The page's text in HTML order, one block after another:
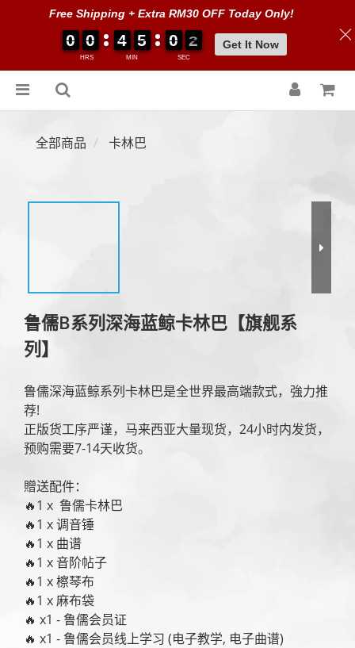
全部商品 卡林巴
鲁儒B系列深海蓝鲸卡林巴【旗舰系
列】
鲁儒深海蓝鲸系列卡林巴是全世界最高端款式，強力推
荐!
正版货工序严谨，马来西亚大量现货，24小时内发货，
预购需要7-14天收货。
贈送配件：
🔥1 x  鲁儒卡林巴
🔥1 x 调音锤
🔥1 x 曲谱
🔥1 x 音阶帖子
🔥1 x 檫琴布
🔥1 x 麻布袋
🔥 x1 - 鲁儒会员证
🔥 x1 - 鲁儒会员线上学习 (电子教学, 电子曲谱)
Free Shipping + Extra RM30 OFF Today Only!
HRS
0
0
0
0 0
0
0
0
MIN
4
4
4
4 5
5
5
5
SEC
0
0
0
0 0
0
1
1
1
1 Get It Now